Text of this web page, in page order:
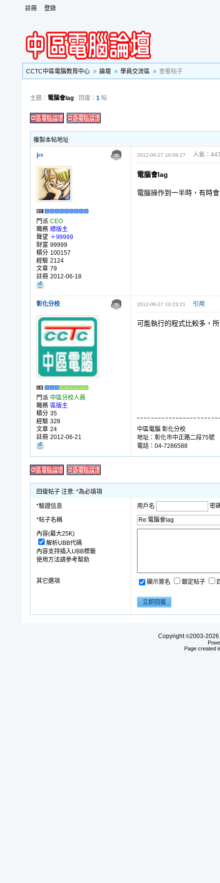
註冊 登錄
CCTC中區電腦教育中心 論壇 學員交流區 查看帖子
主題： 電腦會lag 回復： 1 帖
複製本帖地址
jcs 2012-06-27 10:09:27 人氣：
門派 CEO
職務 總版主
聲望 ＋99999
財富 99999
積分 100157
經驗 2124
文章 79
註冊 2012-06-18
電腦會lag
電腦操作到一半時，有時
彰化分校 2012-06-27 10:23:21 引用
門派 中區分校人員
職務 區版主
積分 35
經驗 328
文章 24
註冊 2012-06-21
可能執行的程式比較多，
中區電腦 彰化分校
地址：彰化市中正路二段75號
電話：04-7286588
回復帖子 注意: *為必填項
*驗證信息 用戶名
密
*帖子名稱
內容(最大25K)
解析UBB代碼
內容支持插入UBB標籤
使用方法請參考幫助
其它選項 顯示簽名 鎖定帖子
Copyright©2003-2026
Page created